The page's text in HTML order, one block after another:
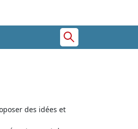
des idées et